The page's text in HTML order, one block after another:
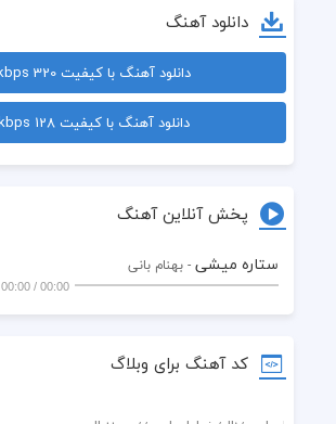
دانلود آهنگ
دانلود آهنگ با کیفیت 320 kbps
دانلود آهنگ با کیفیت 128 kbps
پخش آنلاین آهنگ
ستاره میشی - بهنام بانی
00:00
/
00:00
کد آهنگ برای وبلاگ